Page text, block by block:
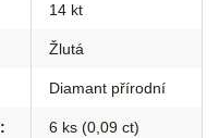
14 kt
Žlutá
Diamant přírodní
: 6 ks (0,09 ct)